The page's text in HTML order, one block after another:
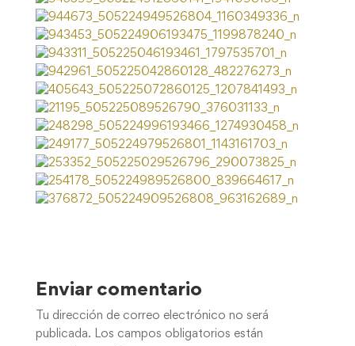
Enviar comentario
Tu dirección de correo electrónico no será
publicada. Los campos obligatorios están